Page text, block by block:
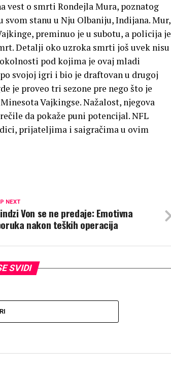
vest o smrti Rondejla Mura, poznatog
stanu u Nju Olbaniju, Indijana. Mur,
preminuo je u subotu, a policija je
Detalji oko uzroka smrti još uvek nisu
pod kojima je ovaj mladi
svojoj igri i bio je draftovan u drugoj
je proveo tri sezone pre nego što je
Vajkingse. Nažalost, njegova
da pokaže puni potencijal. NFL
prijateljima i saigračima u ovim
NEXT
Von se ne predaje: Emotivna
nakon teških operacija
SVIDI